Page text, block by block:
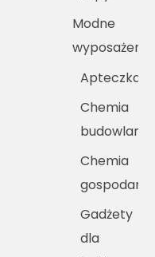
Modne
wyposażenie
Apteczka
Chemia
budowlana
Chemia
gospodarcza
Gadżety
dla